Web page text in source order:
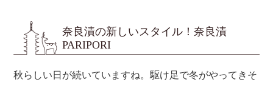
奈良漬の新しいスタイル！奈良漬
PARIPORI
秋らしい日が続いていますね。駆け足で冬がやってきそ